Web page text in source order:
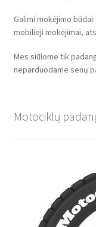
Galimi mokėjimo
mobilieji mokėjimai,
Mes siūlome tik
neparduodame senų
Motociklų